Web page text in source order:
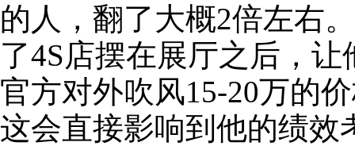
的人，翻了大概2倍左右
了4S店摆在展厅之后，
官方对外吹风15-20万的
这会直接影响到他的绩效